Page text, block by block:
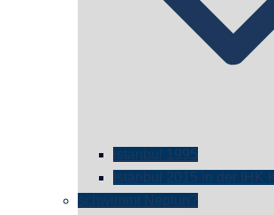
istanbul 1995
Istanbul 2015 in der IHK
schwimmt Neptun?